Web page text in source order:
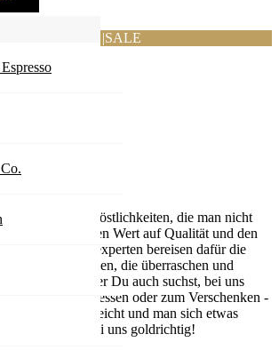
|SALE
und gönne Dir Köstlichkeiten, die man nicht
dabei höchsten Wert auf Qualität und den
Unsere Genussexperten bereisen dafür die
nach Leckereien, die überraschen und
Was immer Du auch suchst, bei uns
Selbst-Geniessen oder zum Verschenken -
Normale nicht reicht und man sich etwas
dann bist Du bei uns goldrichtig!